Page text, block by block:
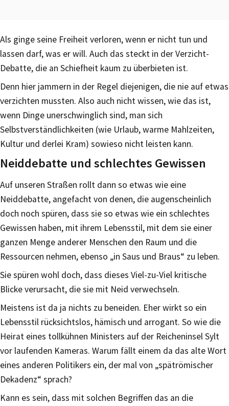
Als ginge seine Freiheit verloren, wenn er nicht tun und
lassen darf, was er will. Auch das steckt in der Verzicht-
Debatte, die an Schiefheit kaum zu überbieten ist.
Denn hier jammern in der Regel diejenigen, die nie auf etwas
verzichten mussten. Also auch nicht wissen, wie das ist,
wenn Dinge unerschwinglich sind, man sich
Selbstverständlichkeiten (wie Urlaub, warme Mahlzeiten,
Kultur und derlei Kram) sowieso nicht leisten kann.
Neiddebatte und schlechtes Gewissen
Auf unseren Straßen rollt dann so etwas wie eine
Neiddebatte, angefacht von denen, die augenscheinlich
doch noch spüren, dass sie so etwas wie ein schlechtes
Gewissen haben, mit ihrem Lebensstil, mit dem sie einer
ganzen Menge anderer Menschen den Raum und die
Ressourcen nehmen, ebenso „in Saus und Braus“ zu leben.
Sie spüren wohl doch, dass dieses Viel-zu-Viel kritische
Blicke verursacht, die sie mit Neid verwechseln.
Meistens ist da ja nichts zu beneiden. Eher wirkt so ein
Lebensstil rücksichtslos, hämisch und arrogant. So wie die
Heirat eines tollkühnen Ministers auf der Reicheninsel Sylt
vor laufenden Kameras. Warum fällt einem da das alte Wort
eines anderen Politikers ein, der mal von „spätrömischer
Dekadenz“ sprach?
Kann es sein, dass mit solchen Begriffen das an die